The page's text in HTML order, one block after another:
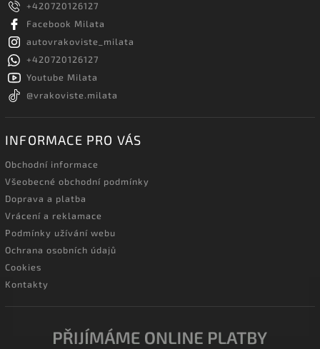
+420720126127
Facebook Milata
autovrakoviste_milata
+420720126127
Youtube Milata
@vrakoviste.milata
INFORMACE PRO VÁS
Obchodní informace
Všeobecné obchodní podmínky
Doprava a platba
Vrácení a reklamace
Podmínky užívání webu
Ochrana osobních údajů
Cookies
Kontakty